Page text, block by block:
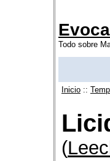
Todo sobre
Inicio ::
(